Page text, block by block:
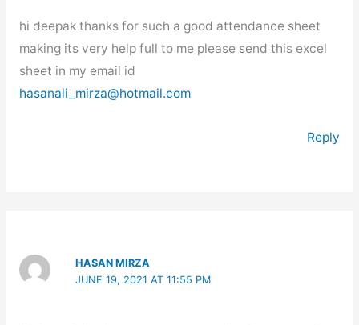
hi deepak thanks for such a good attendance sheet
making its very help full to me please send this excel
sheet in my email id
hasanali_mirza@hotmail.com
Reply
HASAN MIRZA
JUNE 19, 2021 AT 11:55 PM